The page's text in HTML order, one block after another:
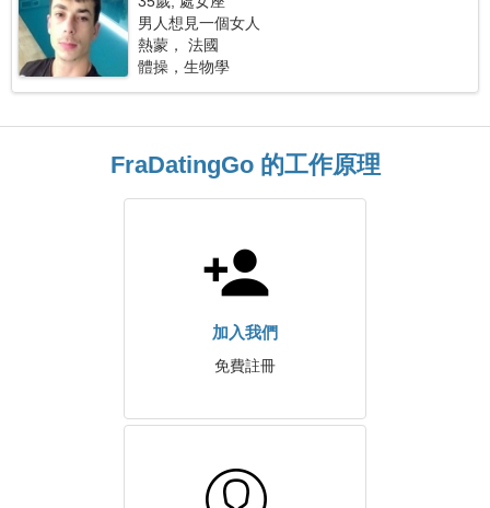
男人想見一個女人
熱蒙， 法國
體操，生物學
FraDatingGo 的工作原理
加入我們
免費註冊